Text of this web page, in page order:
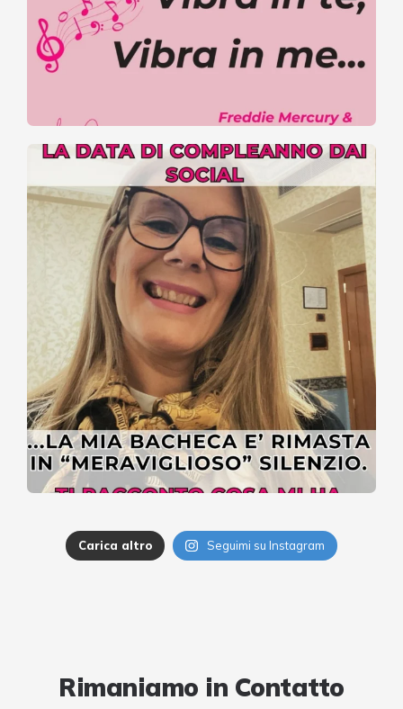
Carica altro Seguimi su Instagram
Rimaniamo in Contatto